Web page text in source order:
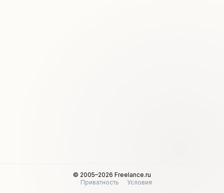
© 2005–2026 Freelance.ru
Приватность
Условия